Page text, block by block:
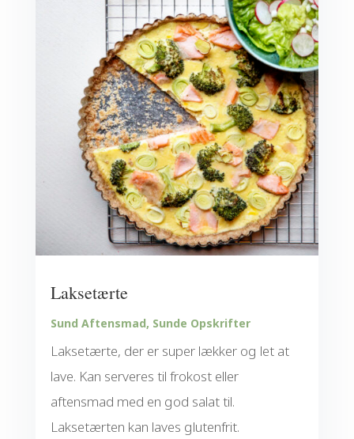
Laksetærte
Sund Aftensmad, Sunde Opskrifter
Laksetærte, der er super lækker og let at
lave. Kan serveres til frokost eller
aftensmad med en god salat til.
Laksetærten kan laves glutenfrit.